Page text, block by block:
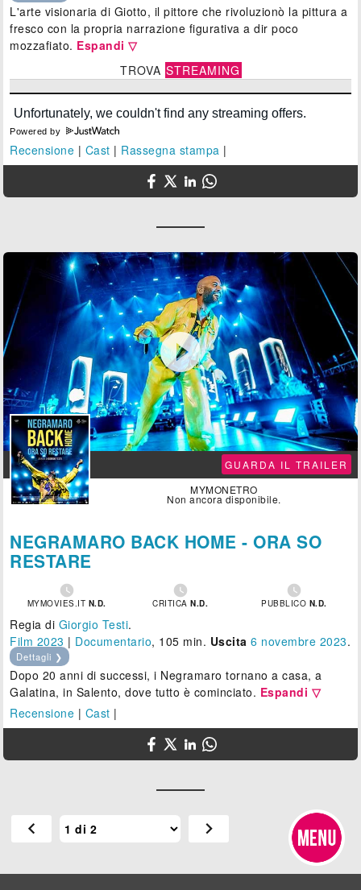
L'arte visionaria di Giotto, il pittore che rivoluzionò la pittura a
fresco con la propria narrazione figurativa a dir poco
mozzafiato. Espandi ▽
TROVA STREAMING
Powered by
Recensione | Cast | Rassegna stampa |

GUARDA IL TRAILER
MYMONETRO
Non ancora disponibile.
NEGRAMARO BACK HOME - ORA SO
RESTARE

MYMOVIES.IT N.D.

CRITICAN.D.

PUBBLICO N.D.
Regia di Giorgio Testi.
Film 2023 | Documentario, 105 min. Uscita 6 novembre 2023.
Dettagli ❯
Dopo 20 anni di successi, i Negramaro tornano a casa, a
Galatina, in Salento, dove tutto è cominciato. Espandi ▽
Recensione | Cast |
chevron_left chevron_right